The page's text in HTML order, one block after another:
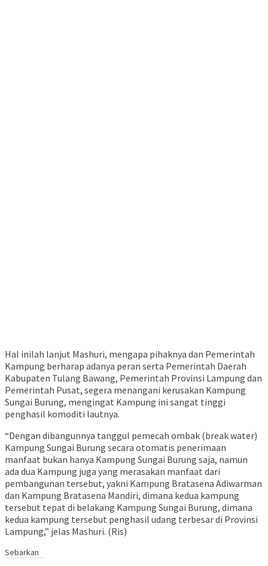
Hal inilah lanjut Mashuri, mengapa pihaknya dan Pemerintah
Kampung berharap adanya peran serta Pemerintah Daerah
Kabupaten Tulang Bawang, Pemerintah Provinsi Lampung dan
Pemerintah Pusat, segera menangani kerusakan Kampung
Sungai Burung, mengingat Kampung ini sangat tinggi
penghasil komoditi lautnya.
“Dengan dibangunnya tanggul pemecah ombak (break water)
Kampung Sungai Burung secara otomatis penerimaan
manfaat bukan hanya Kampung Sungai Burung saja, namun
ada dua Kampung juga yang merasakan manfaat dari
pembangunan tersebut, yakni Kampung Bratasena Adiwarman
dan Kampung Bratasena Mandiri, dimana kedua kampung
tersebut tepat di belakang Kampung Sungai Burung, dimana
kedua kampung tersebut penghasil udang terbesar di Provinsi
Lampung,” jelas Mashuri. (Ris)
Sebarkan